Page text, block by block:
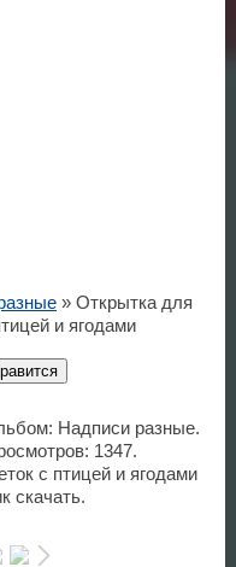
» Открытка для
и ягодами
Надписи разные.
1347.
с птицей и ягодами
скачать.